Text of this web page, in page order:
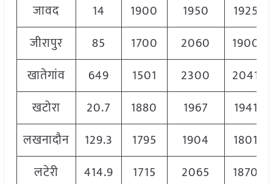
जावद
14 1900 1950
1925
जीरापुर
85 1700 2060
1900
खातेगांव
649 1501 2300
2041
खटोरा
20.7 1880 1967
1941
लखनादौन
129.3 1795 1904
1801
लटेरी
414.9 1715 2065
1870